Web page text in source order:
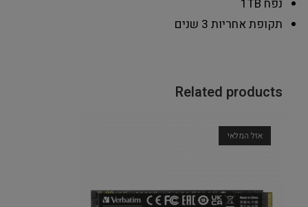
נפח 1TB
תקופת אחריות 3 שנים
Related products
אזל המלאי